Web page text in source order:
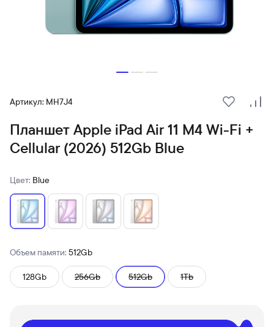
Артикул: MH7J4
В
Планшет Apple iPad Air 11 M4 Wi-Fi +
Cellular (2026) 512Gb Blue
Цвет: Blue
Объем памяти: 512Gb
128Gb 256Gb 512Gb 1Tb